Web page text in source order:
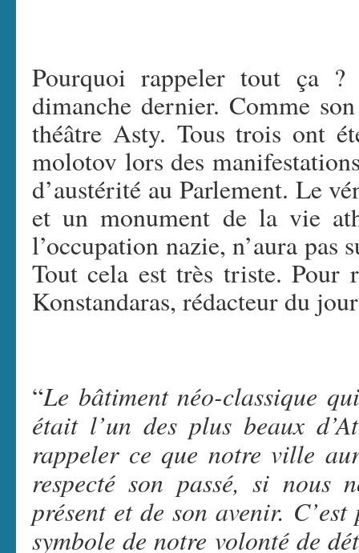
Pourquoi rappeler tout ça
dimanche dernier. Comme
théâtre Asty. Tous trois ont
molotov lors des
d’austérité au Parlement. Le
et un monument de la vie
l’occupation nazie, n’aura pas
Tout cela est très triste. Pour
Konstandaras, rédacteur du
“Le bâtiment néo-classique
était l’un des plus beaux
rappeler ce que notre ville
respecté son passé, si nous
présent et de son avenir.
symbole de notre volonté de